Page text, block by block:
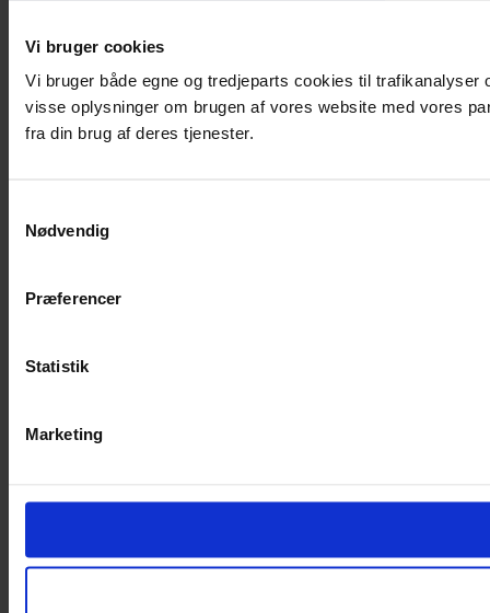
Vi bruger cookies
Vi bruger både egne og tredjeparts cookies til
visse oplysninger om brugen af vores website med vores
fra din brug af deres tjenester.
Nødvendig
Præferencer
Statistik
Marketing